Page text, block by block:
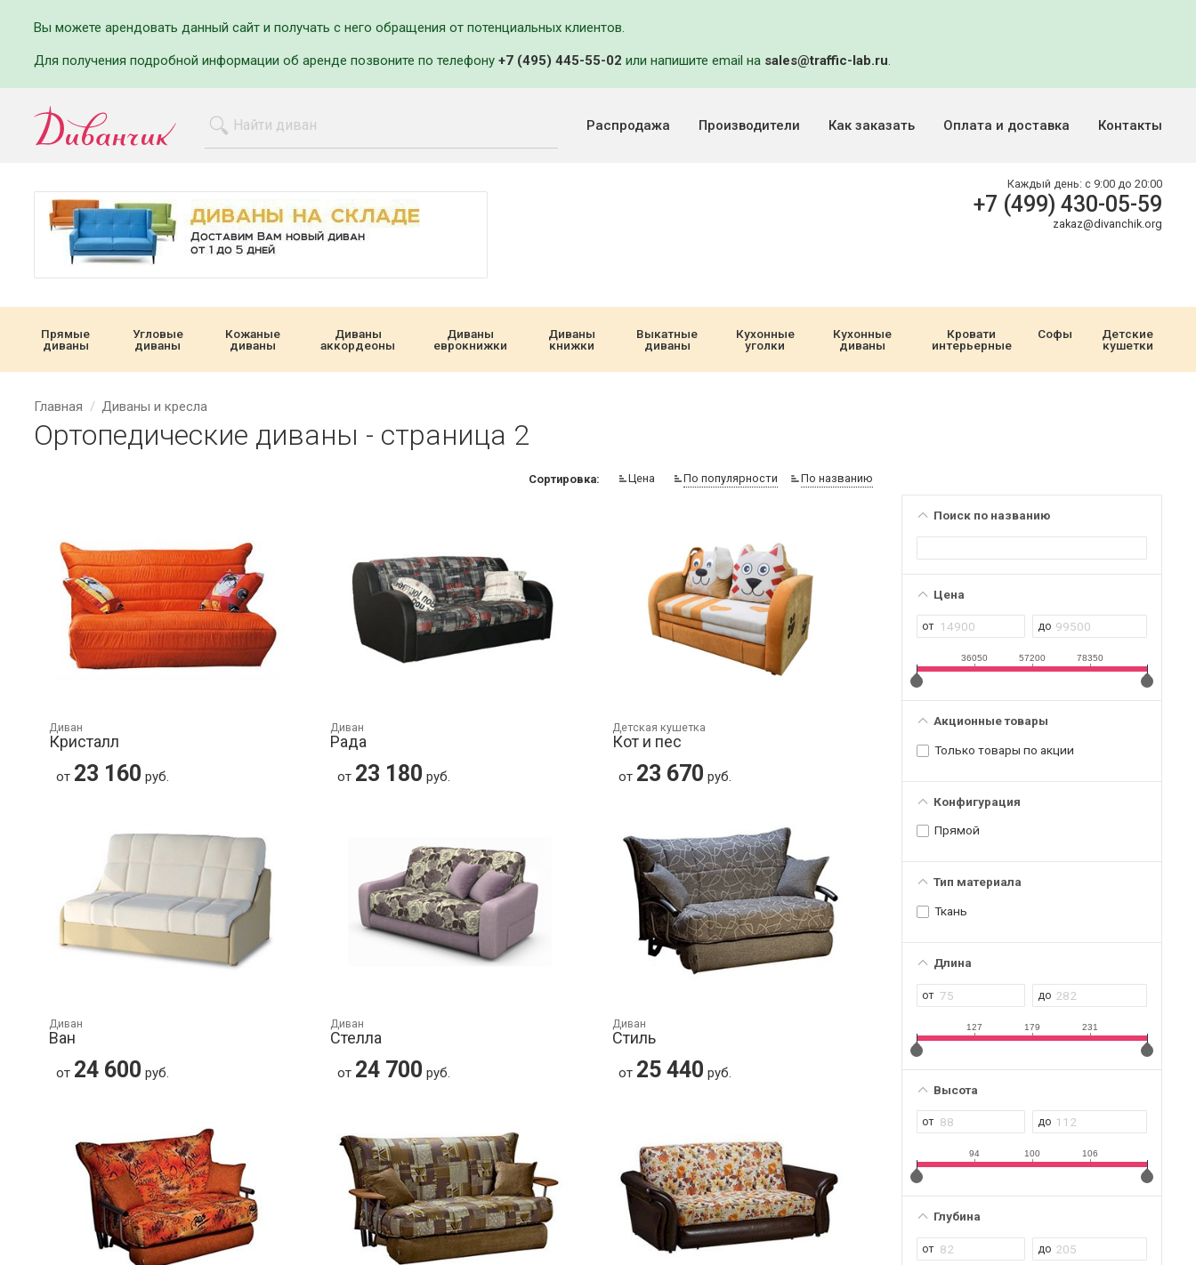
Вы можете арендовать данный сайт и получать с него обращения от потенциальных клиентов.
Для получения подробной информации об аренде позвоните по телефону +7 (495) 445-55-02 или напишите email на sales@traffic-lab.ru.
Распродажа Производители Как заказать Оплата и доставка Контакты
Каждый день: с 9:00 до 20:00
+7 (499) 430-05-59
zakaz@divanchik.org
Прямые
диваны
Угловые
диваны
Кожаные
диваны
Диваны
аккордеоны
Диваны
еврокнижки
Диваны
книжки
Выкатные
диваны
Кухонные
уголки
Кухонные
диваны
Кровати
интерьерные
Софы
Детские
кушетки
Главная Диваны и кресла
Ортопедические диваны - страница 2
Поиск по названию
Цена
36050 57200 78350
Акционные товары
Только товары по акции
Конфигурация
Прямой
Тип материала
Ткань
Длина
127 179 231
Высота
94 100 106
Глубина
Сортировка: Цена По популярности По названию
Диван
Кристалл
от 23 160 руб.
Диван
Рада
от 23 180 руб.
Детская кушетка
Кот и пес
от 23 670 руб.
Диван
Ван
от 24 600 руб.
Диван
Стелла
от 24 700 руб.
Диван
Стиль
от 25 440 руб.